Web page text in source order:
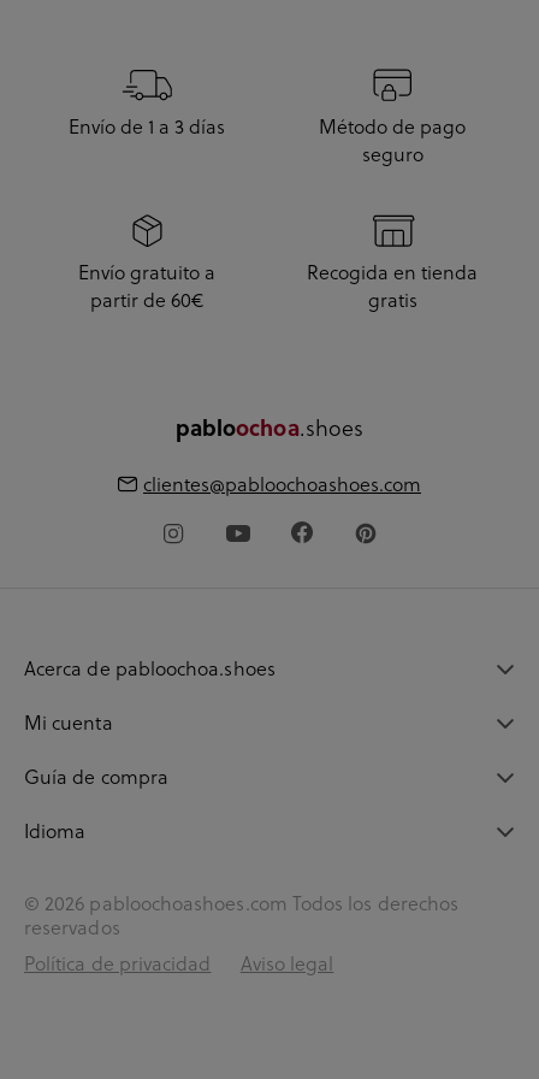
Envío de 1 a 3 días
Método de pago
seguro
Envío gratuito a
partir de 60€
Recogida en tienda
gratis
pabloochoa.shoes
clientes@pabloochoashoes.com
Acerca de pabloochoa.shoes
Mi cuenta
Guía de compra
Idioma
© 2026 pabloochoashoes.com Todos los derechos
reservados
Política de privacidad
Aviso legal